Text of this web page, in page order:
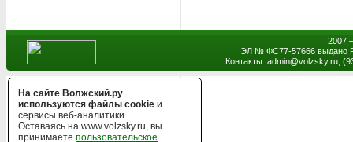
2007
ЭЛ № ФС77-57666 выдано
Контакты: admin@volzsky.ru,
На сайте Волжский.ру
используются файлы cookie и
сервисы веб-аналитики
Оставаясь на www.volzsky.ru, вы
принимаете пользовательское